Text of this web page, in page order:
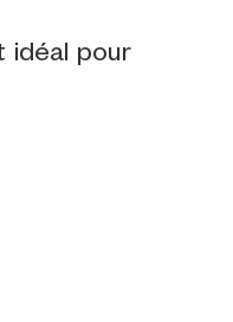
idéal pour